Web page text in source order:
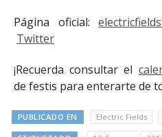
Página oficial:
Twitter
¡Recuerda consultar el
de festis para enterarte de
PUBLICADO EN Electric Fields